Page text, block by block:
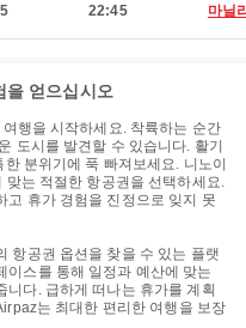
22:45 마닐
을 얻으십시오
행을 시작하세요. 착륙하는 순간
도시를 발견할 수 있습니다. 활기
분위기에 푹 빠져보세요. 니노이
는 적절한 항공권을 선택하세요.
고 휴가 경험을 진정으로 잊지 못
항공권 옵션을 찾을 수 있는 플랫
이스를 통해 일정과 예산에 맞는
다. 급하게 떠나는 휴가를 계획
는 최대한 편리한 여행을 보장